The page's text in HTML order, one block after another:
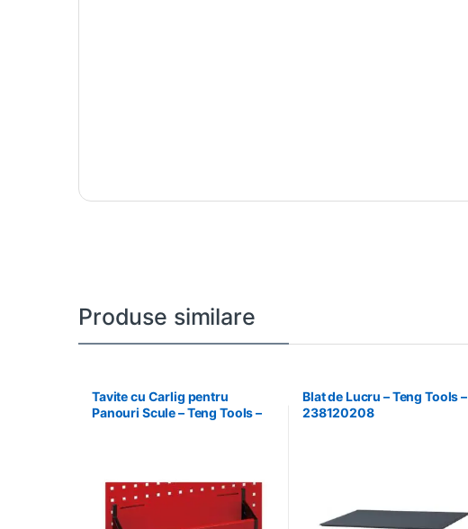
Produse similare
Tavite cu Carlig pentru
Panouri Scule – Teng Tools –
Blat de Lucru – Teng Tools –
238120208